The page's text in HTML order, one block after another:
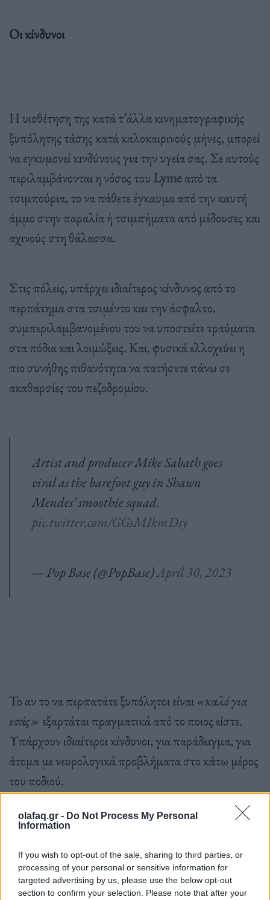
olafaq.gr - Do Not Process My Personal
Information
If you wish to opt-out of the sale, sharing to third parties, or
processing of your personal or sensitive information for
targeted advertising by us, please use the below opt-out
section to confirm your selection. Please note that after your
Οι κίνδυνοι
H υιοθέτηση της κατά τ’άλλα κινηματογραφικής
ξυπόλητης τάσης κατά καλοκαιρινούς μήνες, μπορεί
να εγκυμονεί κινδύνους για την υγεία σας. Σε αυτούς
περιλαμβάνονται η νόσος του Lymeαπό τα
τσιμπούρια, το να πάθετε έγκαυμα από την καυτή
άμμο στην παραλία ή τσιμπήματα από μέδουσες και
αχινούς στη θάλασσα.
Στις πόλεις, υπάρχει ιδιαίτερος κίνδυνος από το
περπάτημα στα τσιμέντο και την άσφαλτο,
συμπεριλαμβανομένου του να υποστείτε τραύματα
στα πόδια και λοιμώξεις. Και, φυσικά ελλοχεύει η
πιο συνήθης πιθανότητα να πατήσετε πάνω σε
ακαθαρσίες του πεζοδρομίου.
Artist and producer Mike Sabath goes
viral as the barefoot guy in Shawn
Mendes’ smoothie squad.
pic.twitter.com/GGsMIkmDsy
— Pop Base (@PopBase)April 30, 2023
Το αν το να περπατάτε ξυπόλητοι είναι«καλό για
εσάς» εξαρτάται πραγματικά από το ποιος είστε.
Υπάρχουν ιδιαίτεροι κίνδυνοι, για παράδειγμα, για
άτομα με νευρολογικά προβλήματα στο κάτω μέρος
του ποδιού.
Σύμφωνα με το
όλο και πιο διαδεδομένο πρόβλημα υγείας μεταξύ
των νεότερων ενηλίκων. Μια σοβαρή επίπτωση του
μη ελεγχόμενου διαβήτη είναι η απώλεια της